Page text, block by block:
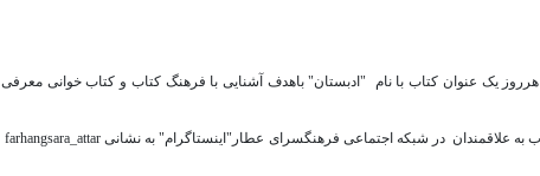
کتابخانه عطار نیشابوری با همکاری مدیریت مراکز فرهنگی هنری منطقه ۱۰ هرروز یک عنوان کتاب با نام "ادبستان" باهدف آشنایی با فرهنگ کتاب و کتاب خوانی معرفی
عنوان کتابها بر مبنای مناسبت و زمان خاص با تشریح مختصری از موضوع کتاب به علاقمندان در شبکه اجتماعی فرهنگسرای عطار"اینستاگرام" به نشانی farhangsara_attar